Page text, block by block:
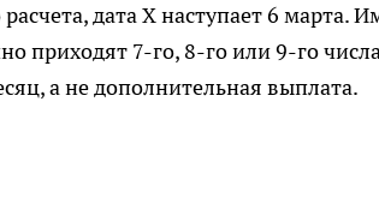
дата Х наступает 6 марта.
приходят 7-го, 8-го или 9-го
а не дополнительная выплата.